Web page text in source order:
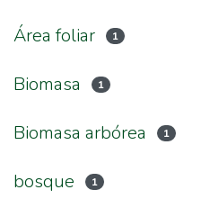
Área foliar 1
Biomasa 1
Biomasa arbórea 1
bosque 1